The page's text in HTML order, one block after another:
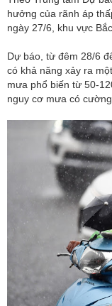
hưởng của rãnh áp
ngày 27/6, khu vực
Dự báo, từ đêm 28/6
có khả năng xảy ra
mưa phổ biến từ 50-
nguy cơ mưa có